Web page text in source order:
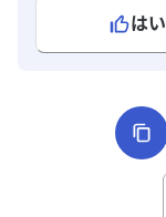
はい